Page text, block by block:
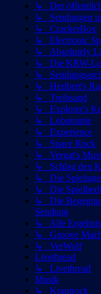
↳ Der
↳ Sendungen
↳ CrackerBox
↳ Electronic
↳ Absolutely
↳ Die KRW-
↳
↳ Heribert's
↳ Treibsand
↳ Explorer's
↳ Lobotomie
↳ Experience
↳ Space Rock
↳ Vergat's
↳ Schlag den
↳ Die Spieltage
↳ Die
↳ Die
Sendung
↳ Alle
↳ Groove
↳ VerWolf
Livethread
↳ Livethread
Musik
↳ Krautrock